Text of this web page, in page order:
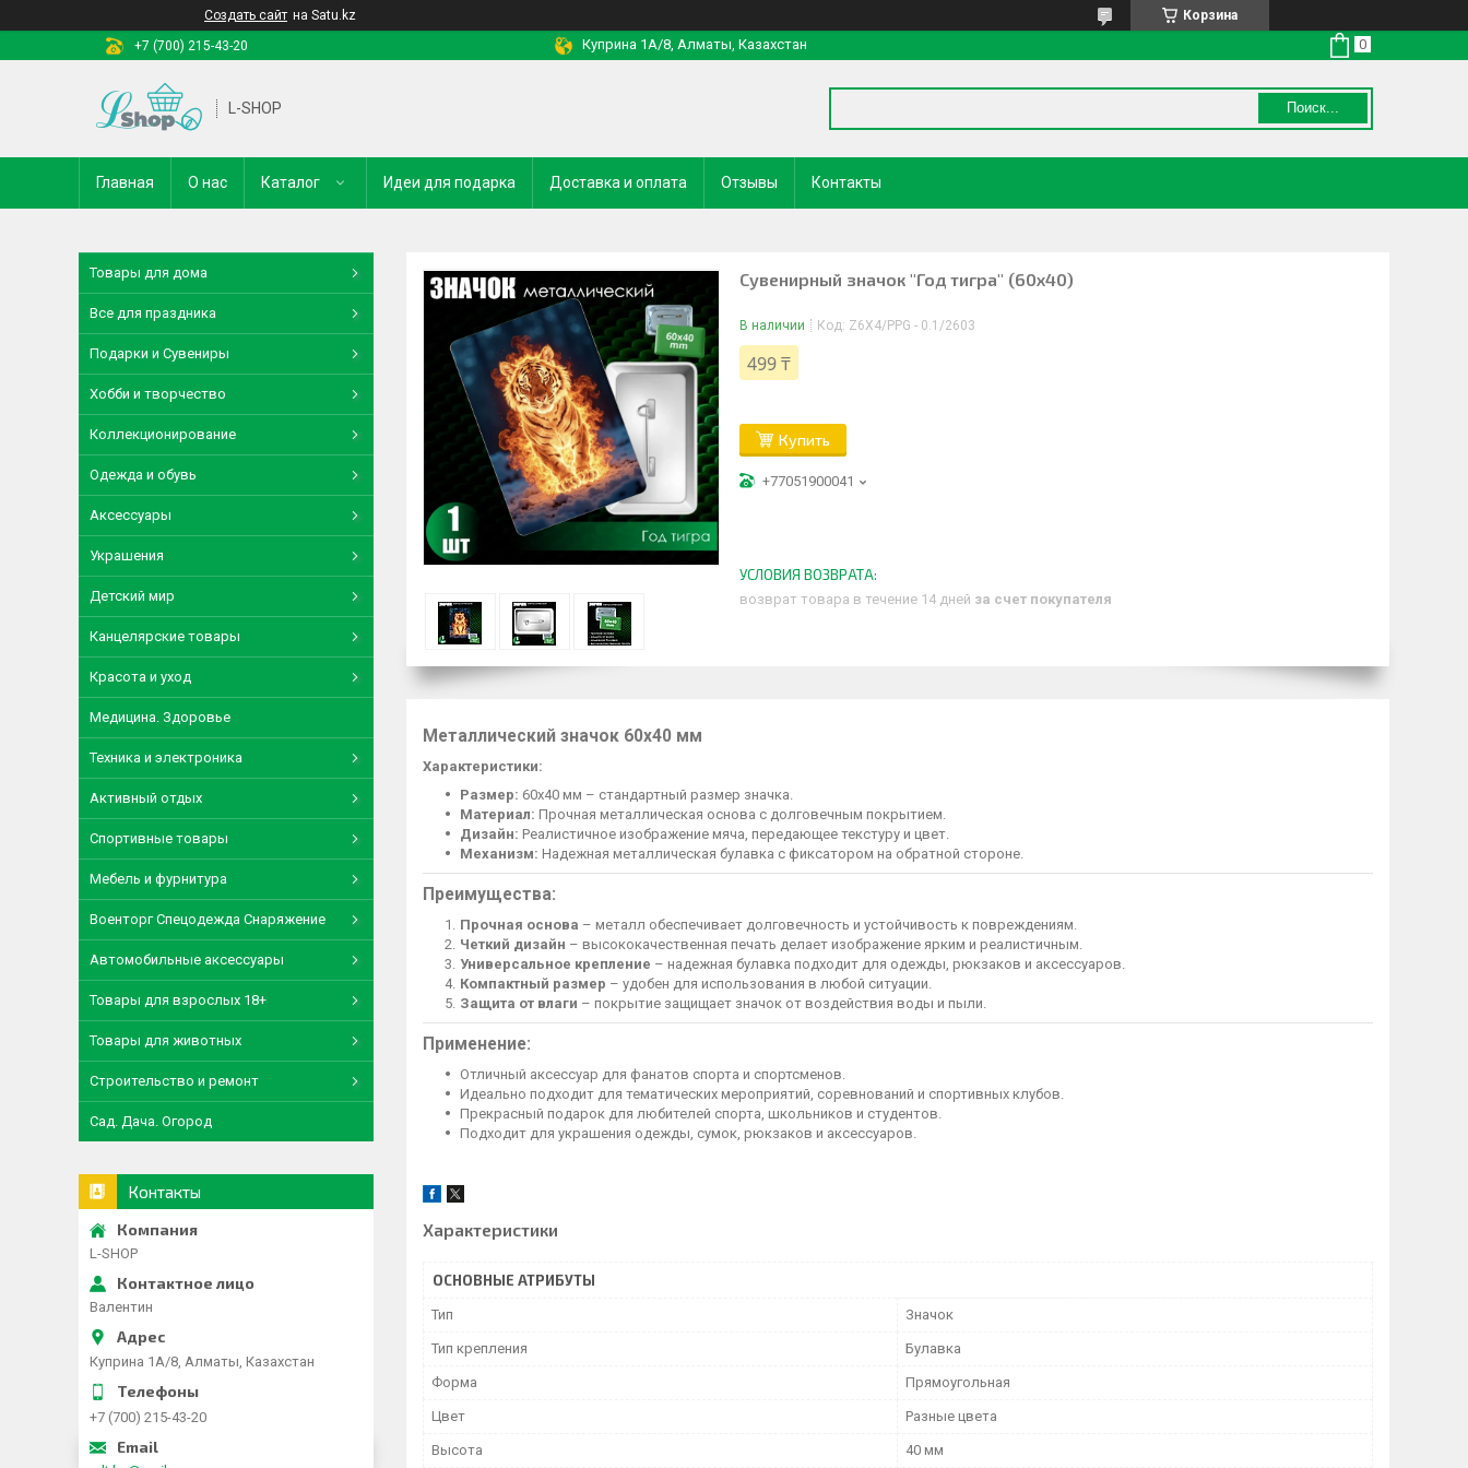
Создать сайт на Satu.kz
Корзина
+7 (700) 215-43-20
Куприна 1A/8, Алматы, Казахстан
L-SHOP Поиск...
Главная О нас Каталог Идеи для подарка Доставка и оплата Отзывы Контакты
Сувенирный значок "Год тигра" (60х40)
В наличии Код: Z6X4/PPG - 0.1/2603
499 ₸
Купить
+77051900041
возврат товара в течение 14 дней за счет покупателя
Металлический значок 60х40 мм
Характеристики:
Размер: 60х40 мм – стандартный размер значка.
Материал: Прочная металлическая основа с долговечным покрытием.
Дизайн: Реалистичное изображение мяча, передающее текстуру и цвет.
Механизм: Надежная металлическая булавка с фиксатором на обратной стороне.
Преимущества:
Прочная основа – металл обеспечивает долговечность и устойчивость к повреждениям.
Четкий дизайн – высококачественная печать делает изображение ярким и реалистичным.
Универсальное крепление – надежная булавка подходит для одежды, рюкзаков и аксессуаров.
Компактный размер – удобен для использования в любой ситуации.
Защита от влаги – покрытие защищает значок от воздействия воды и пыли.
Применение:
Отличный аксессуар для фанатов спорта и спортсменов.
Идеально подходит для тематических мероприятий, соревнований и спортивных клубов.
Прекрасный подарок для любителей спорта, школьников и студентов.
Подходит для украшения одежды, сумок, рюкзаков и аксессуаров.
Характеристики
ОСНОВНЫЕ АТРИБУТЫ
Тип Значок
Тип крепления Булавка
Форма Прямоугольная
Цвет Разные цвета
Высота 40 мм
Товары для дома
Все для праздника
Подарки и Сувениры
Хобби и творчество
Коллекционирование
Одежда и обувь
Аксессуары
Украшения
Детский мир
Канцелярские товары
Красота и уход
Медицина. Здоровье
Техника и электроника
Активный отдых
Спортивные товары
Мебель и фурнитура
Военторг Спецодежда Снаряжение
Автомобильные аксессуары
Товары для взрослых 18+
Товары для животных
Строительство и ремонт
Сад. Дача. Огород
Контакты
L-SHOP
Валентин
Куприна 1A/8, Алматы, Казахстан
+7 (700) 215-43-20